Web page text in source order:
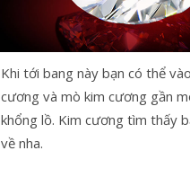
Khi tới bang này bạn có thể
cương và mò kim cương gần
khổng lồ. Kim cương tìm thấy
về nha.